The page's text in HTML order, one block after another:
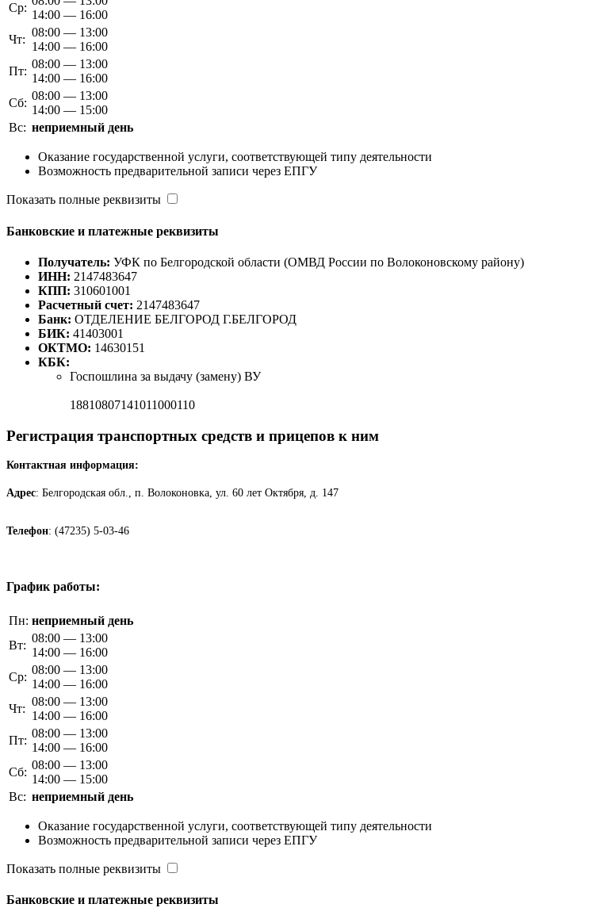
Ср:
14:00 — 16:00
Чт:
08:00 — 13:00
14:00 — 16:00
Пт:
08:00 — 13:00
14:00 — 16:00
Сб:
08:00 — 13:00
14:00 — 15:00
Вс: неприемный день
Оказание государственной услуги, соответствующей типу деятельности
Возможность предварительной записи через ЕПГУ
Показать полные реквизиты
Банковские и платежные реквизиты
Получатель: УФК по Белгородской области (ОМВД России по Волоконовскому району)
ИНН: 2147483647
КПП: 310601001
Расчетный счет: 2147483647
Банк: ОТДЕЛЕНИЕ БЕЛГОРОД Г.БЕЛГОРОД
БИК: 41403001
ОКТМО: 14630151
КБК:
Госпошлина за выдачу (замену) ВУ
18810807141011000110
Регистрация транспортных средств и прицепов к ним
Контактная информация:
Адрес: Белгородская обл., п. Волоконовка, ул. 60 лет Октября, д. 147
Телефон: (47235) 5-03-46
График работы:
Пн: неприемный день
Вт:
08:00 — 13:00
14:00 — 16:00
Ср:
08:00 — 13:00
14:00 — 16:00
Чт:
08:00 — 13:00
14:00 — 16:00
Пт:
08:00 — 13:00
14:00 — 16:00
Сб:
08:00 — 13:00
14:00 — 15:00
Вс: неприемный день
Оказание государственной услуги, соответствующей типу деятельности
Возможность предварительной записи через ЕПГУ
Показать полные реквизиты
Банковские и платежные реквизиты